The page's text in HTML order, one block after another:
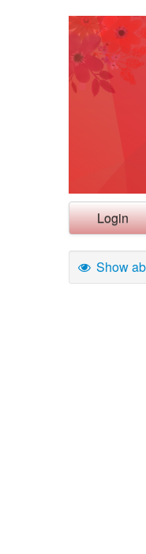
Login
Show